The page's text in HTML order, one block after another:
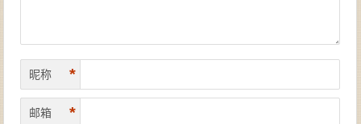
昵称 *
邮箱 *